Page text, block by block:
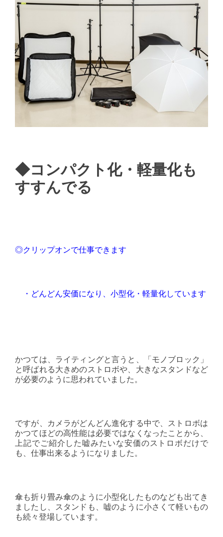
◆コンパクト化・軽量化も
すすんでる
◎クリップオンで仕事できます
・どんどん安価になり、小型化・軽量化しています
かつては、ライティングと言うと、「モノブロック」
と呼ばれる大きめのストロボや、大きなスタンドなど
が必要のように思われていました。
ですが、カメラがどんどん進化する中で、ストロボは
かつてほどの高性能は必要ではなくなったことから、
上記でご紹介した嘘みたいな安価のストロボだけで
も、仕事出来るようになりました。
傘も折り畳み傘のように小型化したものなども出てき
ましたし、スタンドも、嘘のように小さくて軽いもの
も続々登場しています。